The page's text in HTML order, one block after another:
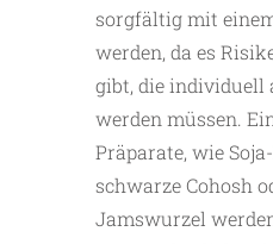
sorgfältig mit
werden, da es
gibt, die individuell
werden müssen.
Präparate, wie
schwarze Cohosh
Jamswurzel